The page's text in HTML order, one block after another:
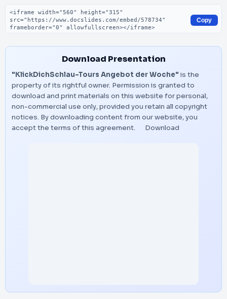
Embed code
Copy
Download Presentation
"KlickDichSchlau-Tours Angebot der Woche" is the
property of its rightful owner. Permission is granted to
download and print materials on this website for personal,
non-commercial use only, provided you retain all copyright
notices. By downloading content from our website, you
accept the terms of this agreement.
Download